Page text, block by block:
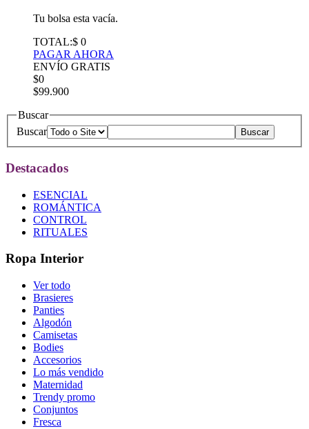
Tu bolsa esta vacía.
TOTAL:$ 0
PAGAR AHORA
ENVÍO GRATIS
$0
$99.900
Buscar
Buscar
Destacados
ESENCIAL
ROMÁNTICA
CONTROL
RITUALES
Ropa Interior
Ver todo
Brasieres
Panties
Algodón
Camisetas
Bodies
Accesorios
Lo más vendido
Maternidad
Trendy promo
Conjuntos
Fresca